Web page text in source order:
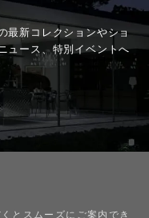
最新コレクションやショ
ュース、特別イベントへ
とスムーズにご案内でき